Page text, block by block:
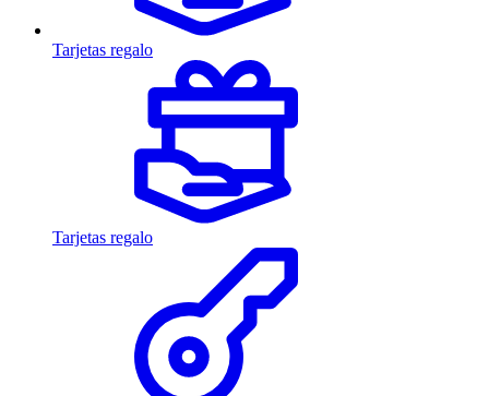
Tarjetas regalo
Tarjetas regalo